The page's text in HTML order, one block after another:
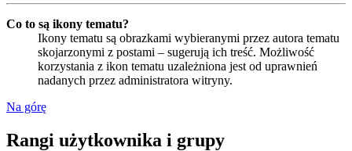
Co to są ikony tematu?
Ikony tematu są obrazkami wybieranymi przez autora tematu
skojarzonymi z postami – sugerują ich treść. Możliwość
korzystania z ikon tematu uzależniona jest od uprawnień
nadanych przez administratora witryny.
Na górę
Rangi użytkownika i grupy